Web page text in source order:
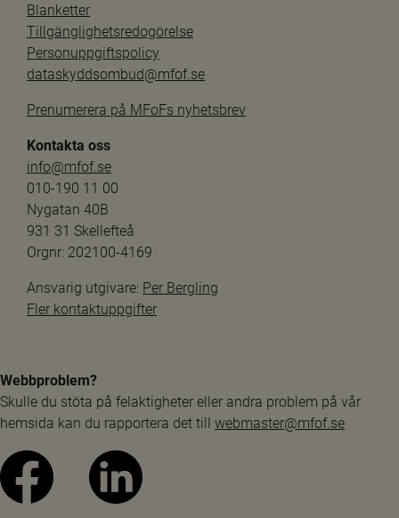
Blanketter
Tillgänglighetsredogörelse
Personuppgiftspolicy
dataskyddsombud@mfof.se
Prenumerera på MFoFs nyhetsbrev
Kontakta oss
info@mfof.se
010-190 11 00
Nygatan 40B
931 31 Skellefteå
Orgnr: 202100-4169
Ansvarig utgivare: Per Bergling
Fler kontaktuppgifter
Webbproblem?
Skulle du stöta på felaktigheter eller andra problem på vår
hemsida kan du rapportera det till webmaster@mfof.se